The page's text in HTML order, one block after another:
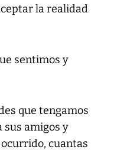
la realidad
sentimos y
que tengamos
sus amigos y
cuantas